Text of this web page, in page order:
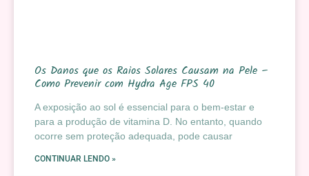
Os Danos que os Raios Solares Causam na Pele –
Como Prevenir com Hydra Age FPS 40
A exposição ao sol é essencial para o bem-estar e
para a produção de vitamina D. No entanto, quando
ocorre sem proteção adequada, pode causar
CONTINUAR LENDO »